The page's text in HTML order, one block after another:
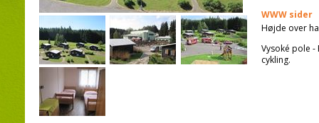
WWW sider
Højde over
Vysoké pole
cykling.